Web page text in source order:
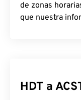
de zonas
que nuestra
HDT a